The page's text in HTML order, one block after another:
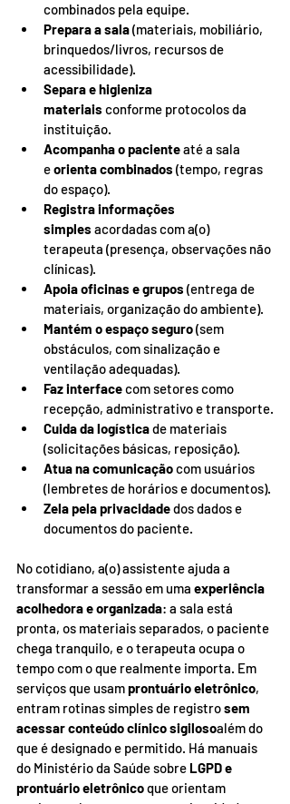
combinados pela equipe.
Prepara a sala (materiais, mobiliário,
brinquedos/livros, recursos de
acessibilidade).
Separa e higieniza
materiais conforme protocolos da
instituição.
Acompanha o paciente até a sala
e orienta combinados (tempo, regras
do espaço).
Registra informações
simples acordadas com a(o)
terapeuta (presença, observações não
clínicas).
Apoia oficinas e grupos (entrega de
materiais, organização do ambiente).
Mantém o espaço seguro (sem
obstáculos, com sinalização e
ventilação adequadas).
Faz interface com setores como
recepção, administrativo e transporte.
Cuida da logística de materiais
(solicitações básicas, reposição).
Atua na comunicação com usuários
(lembretes de horários e documentos).
Zela pela privacidade dos dados e
documentos do paciente.
No cotidiano, a(o) assistente ajuda a
transformar a sessão em uma experiência
acolhedora e organizada: a sala está
pronta, os materiais separados, o paciente
chega tranquilo, e o terapeuta ocupa o
tempo com o que realmente importa. Em
serviços que usam prontuário eletrônico,
entram rotinas simples de registro sem
acessar conteúdo clínico sigilosoalém do
que é designado e permitido. Há manuais
do Ministério da Saúde sobre LGPD e
prontuário eletrônico que orientam